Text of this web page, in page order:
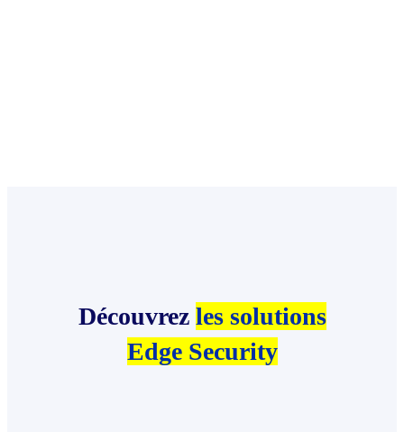
Découvrez les solutions
Edge Security